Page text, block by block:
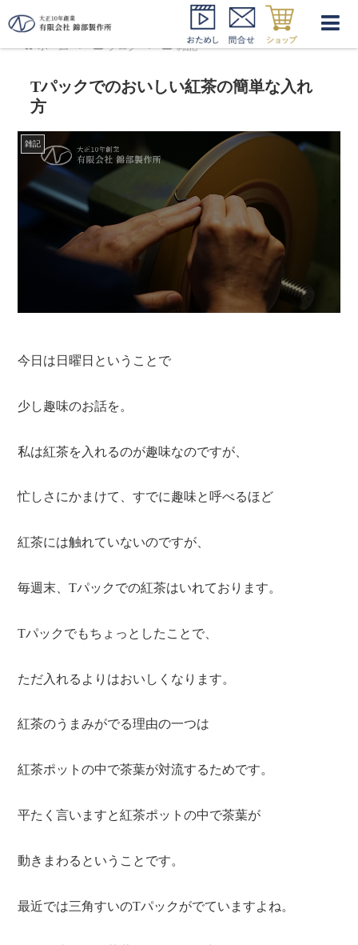
ホーム ブログ 雑記
Tパックでのおいしい紅茶の簡単な入れ
方
雑記
今日は日曜日ということで
少し趣味のお話を。
私は紅茶を入れるのが趣味なのですが、
忙しさにかまけて、すでに趣味と呼べるほど
紅茶には触れていないのですが、
毎週末、Tパックでの紅茶はいれております。
Tパックでもちょっとしたことで、
ただ入れるよりはおいしくなります。
紅茶のうまみがでる理由の一つは
紅茶ポットの中で茶葉が対流するためです。
平たく言いますと紅茶ポットの中で茶葉が
動きまわるということです。
最近では三角すいのTパックがでていますよね。